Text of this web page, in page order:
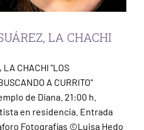
LA CHACHI
LA CHACHI "LOS
A CURRITO"
de Diana. 21:00 h.
en residencia. Entrada
Fotografías ©Luisa Hedo